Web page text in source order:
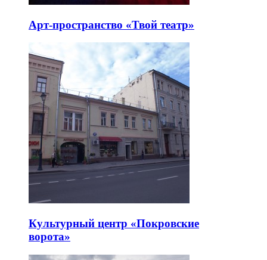
Арт-пространство «Твой театр»
Культурный центр «Покровские
ворота»